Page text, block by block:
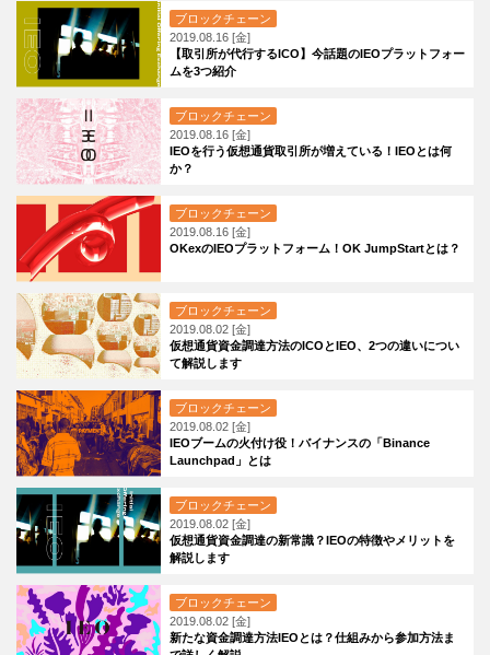
ブロックチェーン
2019.08.16 [金]
【取引所が代行するICO】今話題のIEOプラットフォー
ムを3つ紹介
ブロックチェーン
2019.08.16 [金]
IEOを行う仮想通貨取引所が増えている！IEOとは何
か？
ブロックチェーン
2019.08.16 [金]
OKexのIEOプラットフォーム！OK JumpStartとは？
ブロックチェーン
2019.08.02 [金]
仮想通貨資金調達方法のICOとIEO、2つの違いについ
て解説します
ブロックチェーン
2019.08.02 [金]
IEOブームの火付け役！バイナンスの「Binance
Launchpad」とは
ブロックチェーン
2019.08.02 [金]
仮想通貨資金調達の新常識？IEOの特徴やメリットを
解説します
ブロックチェーン
2019.08.02 [金]
新たな資金調達方法IEOとは？仕組みから参加方法ま